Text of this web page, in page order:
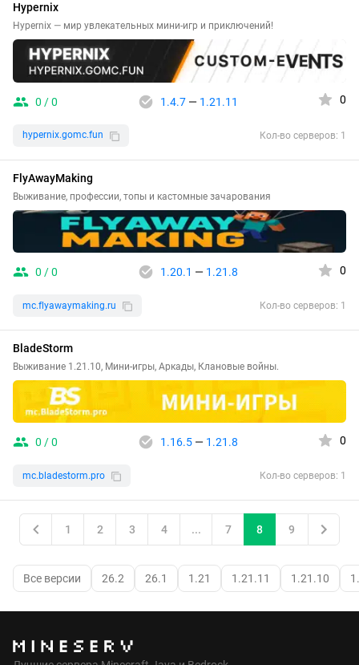
Hypernix
Hypernix — мир увлекательных мини-игр и приключений!
0 / 0 1.4.7— 1.21.11 0
hypernix.gomc.fun Кол-во серверов: 1
FlyAwayMaking
Выживание, профессии, топы и кастомные зачарования
0 / 0 1.20.1 — 1.21.8 0
mc.flyawaymaking.ru Кол-во серверов: 1
BladeStorm
Выживание 1.21.10, Мини-игры, Аркады, Клановые войны.
0 / 0 1.16.5— 1.21.8 0
mc.bladestorm.pro Кол-во серверов: 1
1 2 3 4 ... 7 8 9
Все версии 26.2 26.1 1.21 1.21.11 1.21.10